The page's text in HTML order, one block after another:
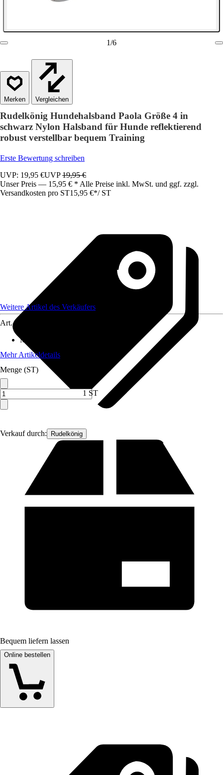
1/6
Vergleichen
Rudelkönig Hundehalsband Paola Größe 4 in
schwarz Nylon Halsband für Hunde reflektierend
robust verstellbar bequem Training
Erste Bewertung schreiben
UVP: 19,95 €UVP19,95 €
Unser Preis — 15,95 € * Alle Preise inkl. MwSt. und ggf. zzgl.
Versandkosten pro ST15,95 €*/ ST
Verkauf durch: Rudelkönig
Weitere Artikel des Verkäufers
Art.-Nr.
Material
Mehr Artikeldetails
Menge (ST)
1 ST
Bequem liefern lassen
Online bestellen